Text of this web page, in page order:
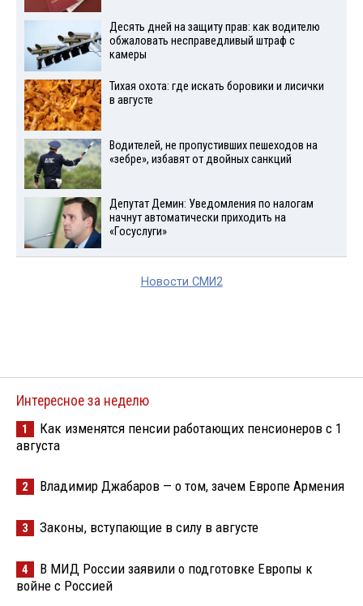
Десять дней на защиту прав: как водителю
обжаловать несправедливый штраф с
камеры
Тихая охота: где искать боровики и лисички
в августе
Водителей, не пропустивших пешеходов на
«зебре», избавят от двойных санкций
Депутат Демин: Уведомления по налогам
начнут автоматически приходить на
«Госуслуги»
Новости СМИ2
Интересное за неделю
1
Как изменятся пенсии работающих пенсионеров с 1
августа
2 Владимир Джабаров — о том, зачем Европе Армения
3 Законы, вступающие в силу в августе
4
В МИД России заявили о подготовке Европы к
войне с Россией